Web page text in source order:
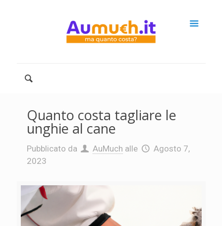
Quanto costa tagliare le
unghie al cane
Pubblicato da AuMuch alle
Agosto 7,
2023